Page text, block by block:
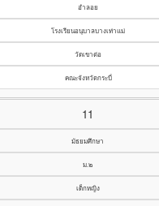
อำลอย
โรงเรียนอนุบาลบางเท่าแม่
วัดเขาต่อ
คณะจังหวัดกระบี่
11
มัธยมศึกษา
ม.๒
เด็กหญิง